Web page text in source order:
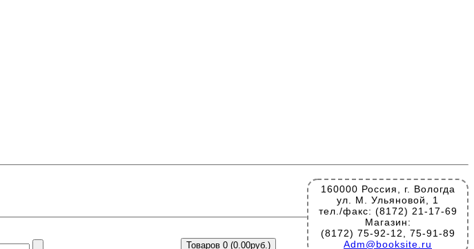
160000 Россия, г. Вологда
ул. М. Ульяновой, 1
тел./факс: (8172) 21-17-69
Магазин:
(8172) 75-92-12, 75-91-89
Adm@booksite.ru
Товаров 0 (0.00руб.)